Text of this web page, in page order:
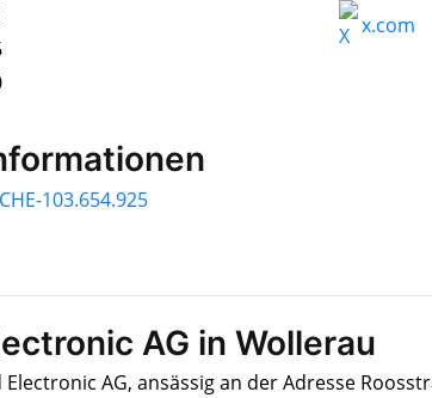
x.com
CHE-103.654.925
AG in Wollerau
AG, ansässig an der Adresse